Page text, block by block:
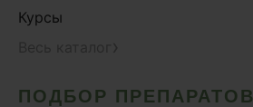
Курсы
ПОДБОР ПРЕПАРАТОВ